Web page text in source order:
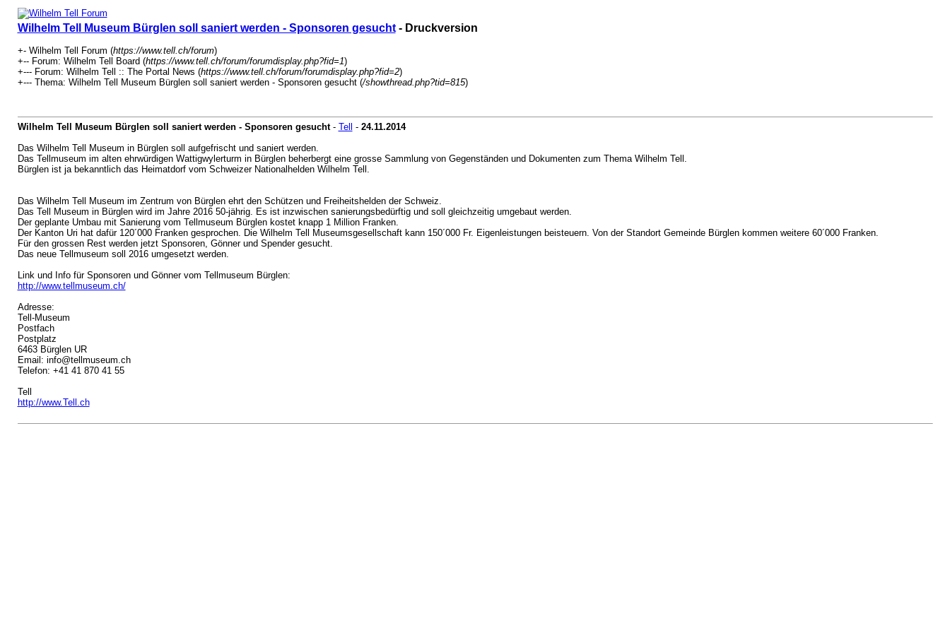
Wilhelm Tell Museum Bürglen soll saniert werden - Sponsoren gesucht- Druckversion
+- Wilhelm Tell Forum (https://www.tell.ch/forum)
+-- Forum: Wilhelm Tell Board (https://www.tell.ch/forum/forumdisplay.php?fid=1)
+--- Forum: Wilhelm Tell :: The Portal News (https://www.tell.ch/forum/forumdisplay.php?fid=2)
+--- Thema: Wilhelm Tell Museum Bürglen soll saniert werden - Sponsoren gesucht (/showthread.php?tid=815)
Wilhelm Tell Museum Bürglen soll saniert werden - Sponsoren gesucht- Tell - 24.11.2014
Das Wilhelm Tell Museum in Bürglen soll aufgefrischt und saniert werden.
Das Tellmuseum im alten ehrwürdigen Wattigwylerturm in Bürglen beherbergt eine grosse Sammlung von Gegenständen und Dokumenten zum Thema Wilhelm Tell.
Bürglen ist ja bekanntlich das Heimatdorf vom Schweizer Nationalhelden Wilhelm Tell.
Das Wilhelm Tell Museum im Zentrum von Bürglen ehrt den Schützen und Freiheitshelden der Schweiz.
Das Tell Museum in Bürglen wird im Jahre 2016 50-jährig. Es ist inzwischen sanierungsbedürftig und soll gleichzeitig umgebaut werden.
Der geplante Umbau mit Sanierung vom Tellmuseum Bürglen kostet knapp 1 Million Franken.
Der Kanton Uri hat dafür 120´000 Franken gesprochen. Die Wilhelm Tell Museumsgesellschaft kann 150´000 Fr. Eigenleistungen beisteuern. Von der Standort Gemeinde Bürglen kommen weitere 60´000 Franken.
Für den grossen Rest werden jetzt Sponsoren, Gönner und Spender gesucht.
Das neue Tellmuseum soll 2016 umgesetzt werden.
Link und Info für Sponsoren und Gönner vom Tellmuseum Bürglen:
http://www.tellmuseum.ch/
Adresse:
Tell-Museum
Postfach
Postplatz
6463 Bürglen UR
Email: info@tellmuseum.ch
Telefon: +41 41 870 41 55
Tell
http://www.Tell.ch